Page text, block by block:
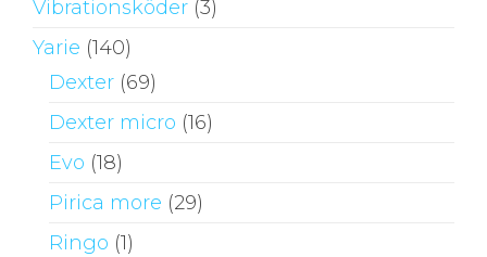
Vibrationsköder (3)
Yarie (140)
Dexter (69)
Dexter micro (16)
Evo (18)
Pirica more (29)
Ringo (1)